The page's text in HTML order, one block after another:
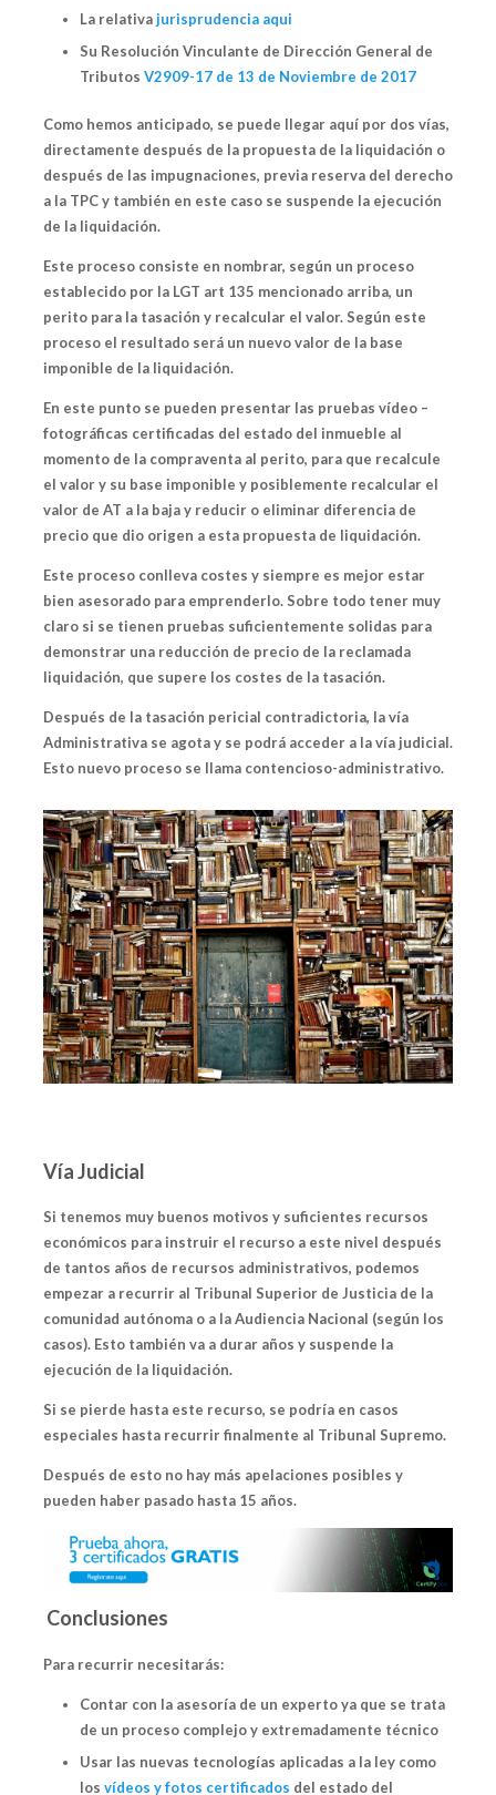
La relativajurisprudencia aqui
Su Resolución Vinculante de Dirección General de
Tributos V2909-17 de 13 de Noviembre de 2017
Como hemos anticipado, se puede llegar aquí por dos vías,
directamente después de la propuesta de la liquidación o
después de las impugnaciones, previa reserva del derecho
a la TPC y también en este caso se suspende la ejecución
de la liquidación.
Este proceso consiste en nombrar, según un proceso
establecido por la LGT art 135 mencionado arriba, un
perito para la tasación y recalcular el valor. Según este
proceso el resultado será un nuevo valor de la base
imponible de la liquidación.
En este punto se pueden presentar las pruebas vídeo –
fotográficas certificadas del estado del inmueble al
momento de la compraventa al perito, para que recalcule
el valor y su base imponible y posiblemente recalcular el
valor de AT a la baja y reducir o eliminar diferencia de
precio que dio origen a esta propuesta de liquidación.
Este proceso conlleva costes y siempre es mejor estar
bien asesorado para emprenderlo. Sobre todo tener muy
claro si se tienen pruebas suficientemente solidas para
demonstrar una reducción de precio de la reclamada
liquidación, que supere los costes de la tasación.
Después de la tasación pericial contradictoria, la vía
Administrativa se agota y se podrá acceder a la vía judicial.
Esto nuevo proceso se llama contencioso-administrativo.
Vía Judicial
Si tenemos muy buenos motivos y suficientes recursos
económicos para instruir el recurso a este nivel después
de tantos años de recursos administrativos, podemos
empezar a recurrir al Tribunal Superior de Justicia de la
comunidad autónoma o a la Audiencia Nacional (según los
casos). Esto también va a durar años y suspende la
ejecución de la liquidación.
Si se pierde hasta este recurso, se podría en casos
especiales hasta recurrir finalmente al Tribunal Supremo.
Después de esto no hay más apelaciones posibles y
pueden haber pasado hasta 15 años.
Conclusiones
Para recurrir necesitarás:
Contar con la asesoría de un expertoya que se trata
de un proceso complejo y extremadamente técnico
Usar las nuevas tecnologías aplicadas a la ley como
los vídeos y fotos certificados del estado del